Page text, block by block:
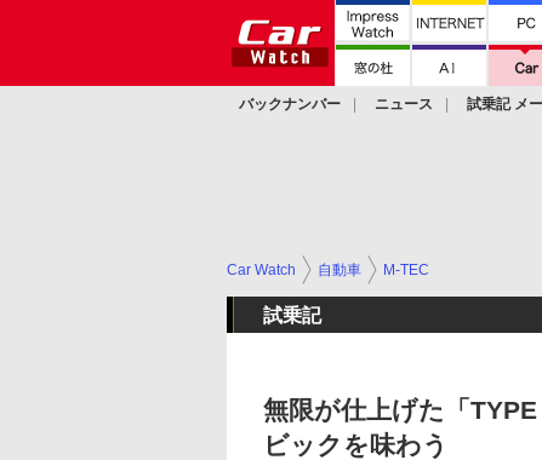
バックナンバー ニュース 試乗記 メ
Car Watch 自動車 M-TEC
試乗記
無限が仕上げた「
ビックを味わう